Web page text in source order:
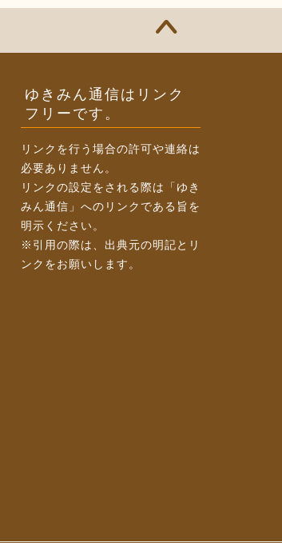
ゆきみん通信はリンク
フリーです。
リンクを行う場合の許可や連絡は
必要ありません。
リンクの設定をされる際は「ゆき
みん通信」へのリンクである旨を
明示ください。
※引用の際は、出典元の明記とリ
ンクをお願いします。